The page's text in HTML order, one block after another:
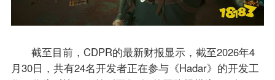
截至目前，CDPR的最新财报显示，截至2026年4
月30日，共有24名开发者正在参与《Hadar》的开发工